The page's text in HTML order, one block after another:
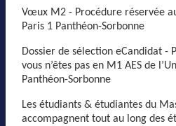
Vœux M2 - Procédure réservée
Paris 1 Panthéon-Sorbonne
Dossier de sélection eCandidat -
vous n’êtes pas en M1 AES de
Panthéon-Sorbonne
Les étudiants & étudiantes du
accompagnent tout au long des